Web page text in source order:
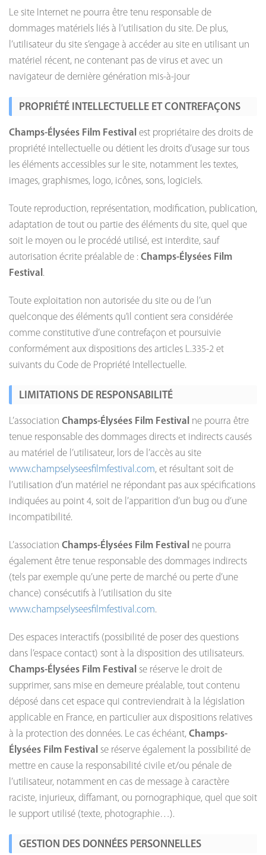
Le site Internet ne pourra être tenu responsable de
dommages matériels liés à l’utilisation du site. De plus,
l’utilisateur du site s’engage à accéder au site en utilisant un
matériel récent, ne contenant pas de virus et avec un
navigateur de dernière génération mis-à-jour
PROPRIÉTÉ INTELLECTUELLE ET CONTREFAÇONS
Champs-Élysées Film Festival est propriétaire des droits de
propriété intellectuelle ou détient les droits d’usage sur tous
les éléments accessibles sur le site, notamment les textes,
images, graphismes, logo, icônes, sons, logiciels.
Toute reproduction, représentation, modification, publication,
adaptation de tout ou partie des éléments du site, quel que
soit le moyen ou le procédé utilisé, est interdite, sauf
autorisation écrite préalable de : Champs-Élysées Film
Festival .
Toute exploitation non autorisée du site ou de l’un
quelconque des éléments qu’il contient sera considérée
comme constitutive d’une contrefaçon et poursuivie
conformément aux dispositions des articles L.335-2 et
suivants du Code de Propriété Intellectuelle.
LIMITATIONS DE RESPONSABILITÉ
L’association Champs-Élysées Film Festival ne pourra être
tenue responsable des dommages directs et indirects causés
au matériel de l’utilisateur, lors de l’accès au site
www.champselyseesfilmfestival.com, et résultant soit de
l’utilisation d’un matériel ne répondant pas aux spécifications
indiquées au point 4, soit de l’apparition d’un bug ou d’une
incompatibilité.
L’association Champs-Élysées Film Festival ne pourra
également être tenue responsable des dommages indirects
(tels par exemple qu’une perte de marché ou perte d’une
chance) consécutifs à l’utilisation du site
www.champselyseesfilmfestival.com.
Des espaces interactifs (possibilité de poser des questions
dans l’espace contact) sont à la disposition des utilisateurs.
Champs-Élysées Film Festival se réserve le droit de
supprimer, sans mise en demeure préalable, tout contenu
déposé dans cet espace qui contreviendrait à la législation
applicable en France, en particulier aux dispositions relatives
à la protection des données. Le cas échéant, Champs-
Élysées Film Festival se réserve également la possibilité de
mettre en cause la responsabilité civile et/ou pénale de
l’utilisateur, notamment en cas de message à caractère
raciste, injurieux, diffamant, ou pornographique, quel que soit
le support utilisé (texte, photographie…).
GESTION DES DONNÉES PERSONNELLES